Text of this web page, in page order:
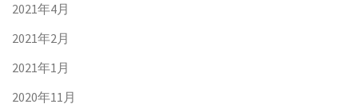
2021年4月
2021年2月
2021年1月
2020年11月